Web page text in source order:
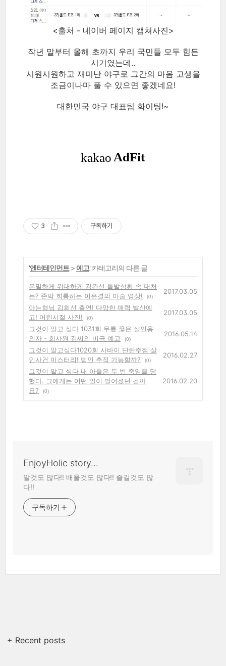
<출처 - 네이버 페이지 캡쳐사진>
작년 말부터 올해 초까지 우리 국민들 모두 힘든
시기였는데..
시원시원하고 재미난 야구로 그간의 마음 고생을
조금이나마 풀 수 있으면 좋겠네요!
대한민국 야구 대표팀 화이팅!~
3 구독하기
'엔터테인먼트 > 예고' 카테고리의 다른 글
은밀하게 위대하게 김완선 돌발상황 속 대처
는? 존박 희롱하는 이은결의 마술 영상!
(0)
2017.03.05
아는형님 김희선 출연! 다양한 매력 발산예
고! 어린시절 사진!
(0)
2017.03.05
그것이 알고 싶다 1031회 무릎 꿇은 살인용
의자 - 회사원 김씨의 비극 예고
(0)
2016.05.14
그것이 알고싶다1020회 사바이 단란주점 살
인사건 미스터리! 범인 추적 가능할까?
(0)
2016.02.27
그것이 알고 싶다 내 아들은 두 번 죽임을 당
했다. 그에게는 어떤 일이 벌어졌던 걸까
요?
(0)
2016.02.20
EnjoyHolic story...
알것도 많다!! 배울것도 많다!! 즐길것도 많
다!!
구독하기
+ Recent posts